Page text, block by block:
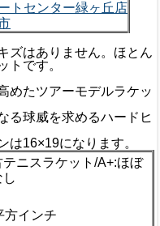
トセンター緑ヶ丘店
ズはありません。ほとん
トです。
めたツアーモデルラケッ
る球威を求めるハードヒ
は16×19になります。
テニスラケット/A+:ほぼ
方インチ